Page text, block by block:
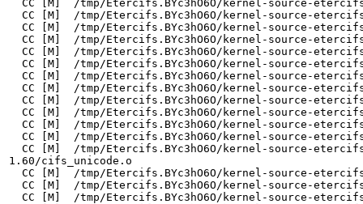
1.60/cifs_unicode.o